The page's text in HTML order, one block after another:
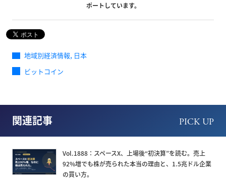
ポートしています。
地域別経済情報, 日本
ビットコイン
関連記事 PICK UP
Vol.1888：スペースX、上場後“初決算”を読む。売上
92%増でも株が売られた本当の理由と、1.5兆ドル企業
の買い方。